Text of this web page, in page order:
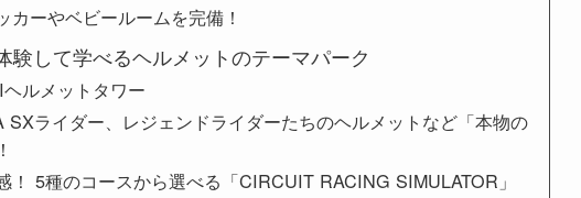
カーやベビールームを完備！
験して学べるヘルメットのテーマパーク
ルメットタワー
ライダー、レジェンドライダーたちのヘルメットなど「本物の
！ 5種のコースから選べる「CIRCUIT RACING SIMULATOR」